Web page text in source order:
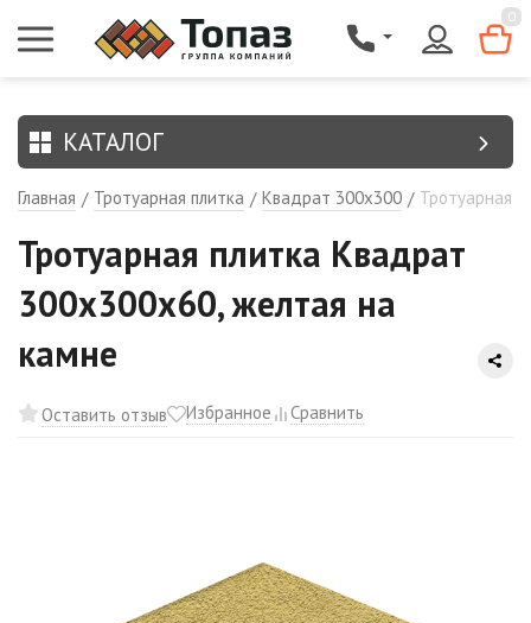
0
КАТАЛОГ
Главная / Тротуарная плитка / Квадрат 300х300 / Тротуарная
Тротуарная плитка Квадрат
300х300х60, желтая на
камне
Оставить отзыв Избранное Сравнить